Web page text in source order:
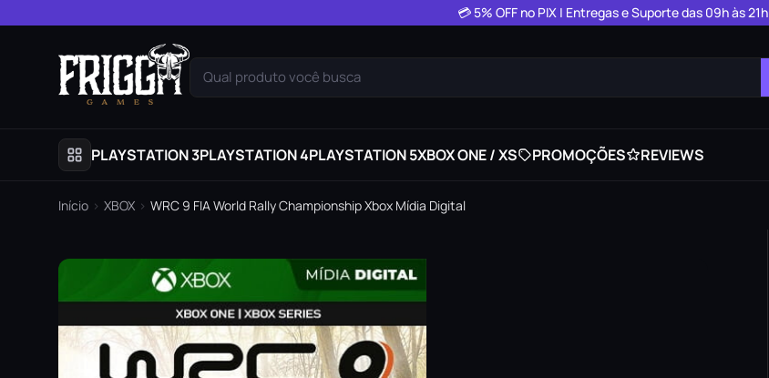
💳 5% OFF no PIX | Entregas e Suporte das 09h às 21h
Qual produto você busca
PLAYSTATION 3PLAYSTATION 4PLAYSTATION 5XBOX ONE / XS PROMOÇÕES REVIEWS
Início › XBOX › WRC 9 FIA World Rally Championship Xbox Mídia Digital